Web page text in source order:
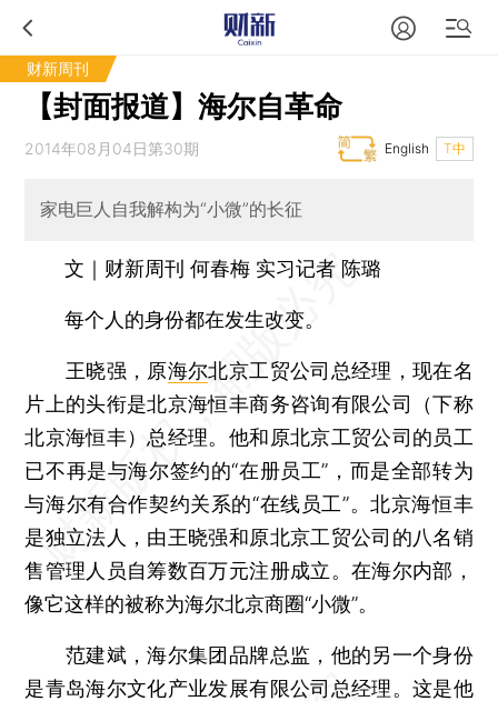
财新周刊
【封面报道】海尔自革命
2014年08月04日第30期 T中
English
家电巨人自我解构为“小微”的长征
文｜财新周刊 何春梅 实习记者 陈璐
每个人的身份都在发生改变。
王晓强，原海尔北京工贸公司总经理，现在名
片上的头衔是北京海恒丰商务咨询有限公司（下称
北京海恒丰）总经理。他和原北京工贸公司的员工
已不再是与海尔签约的“在册员工”，而是全部转为
与海尔有合作契约关系的“在线员工”。北京海恒丰
是独立法人，由王晓强和原北京工贸公司的八名销
售管理人员自筹数百万元注册成立。在海尔内部，
像它这样的被称为海尔北京商圈“小微”。
范建斌，海尔集团品牌总监，他的另一个身份
是青岛海尔文化产业发展有限公司总经理。这是他